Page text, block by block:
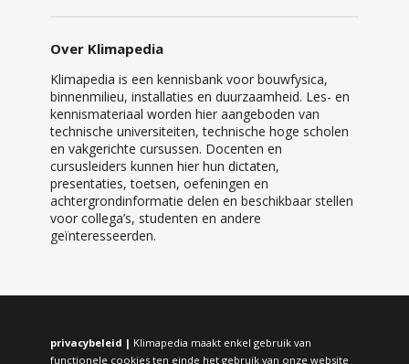
Over Klimapedia
Klimapedia is een kennisbank voor bouwfysica,
binnenmilieu, installaties en duurzaamheid. Les- en
kennismateriaal worden hier aangeboden van
technische universiteiten, technische hoge scholen
en vakgerichte cursussen. Docenten en
cursusleiders kunnen hier hun dictaten,
presentaties, toetsen, oefeningen en
achtergrondinformatie delen en beschikbaar stellen
voor collega’s, studenten en andere
geïnteresseerden.
privacybeleid | Klimapedia maakt enkel gebruik van
functionele cookies ten einde het gebruik van onze website